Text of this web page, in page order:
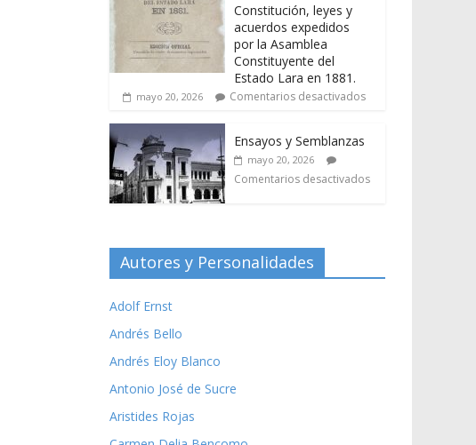
Constitución, leyes y
acuerdos expedidos
por la Asamblea
Constituyente del
Estado Lara en 1881.
mayo 20, 2026 Comentarios desactivados
Ensayos y Semblanzas
mayo 20, 2026
Comentarios desactivados
Autores y Personalidades
Adolf Ernst
Andrés Bello
Andrés Eloy Blanco
Antonio José de Sucre
Aristides Rojas